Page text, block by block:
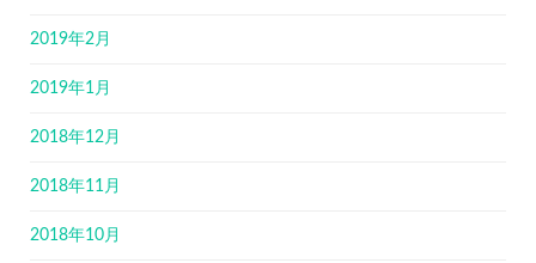
2019年2月
2019年1月
2018年12月
2018年11月
2018年10月